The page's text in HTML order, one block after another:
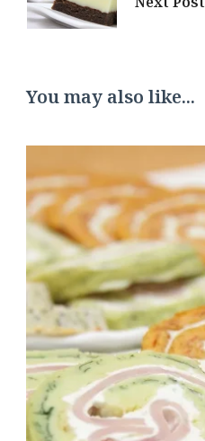
You may also like...